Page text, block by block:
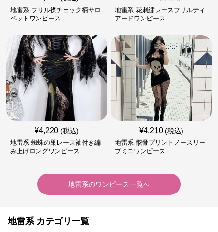
地雷系 フリル襟チェック柄サロ
ペットワンピース
地雷系 花刺繍レースフリルティ
アードワンピース
¥4,220 (税込)
地雷系 蜘蛛の巣レース袖付き編
み上げロングワンピース
¥4,210 (税込)
地雷系 骸骨プリントノースリー
ブミニワンピース
地雷系のワンピース一覧へ
地雷系 カテゴリ一覧